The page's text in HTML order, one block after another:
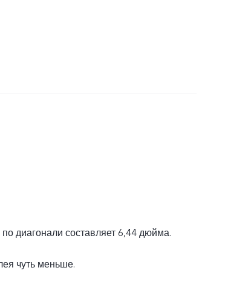
диагонали составляет 6,44 дюйма.
чуть меньше.